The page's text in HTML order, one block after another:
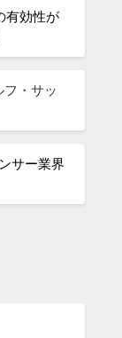
有効性が
フ・サッ
サー業界